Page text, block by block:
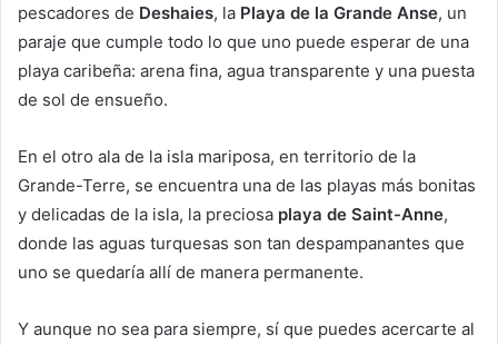
pescadores de Deshaies, la Playa de la Grande Anse, un
paraje que cumple todo lo que uno puede esperar de una
playa caribeña: arena fina, agua transparente y una puesta
de sol de ensueño.
En el otro ala de la isla mariposa, en territorio de la
Grande-Terre, se encuentra una de las playas más bonitas
y delicadas de la isla, la preciosa playa de Saint-Anne,
donde las aguas turquesas son tan despampanantes que
uno se quedaría allí de manera permanente.
Y aunque no sea para siempre, sí que puedes acercarte al